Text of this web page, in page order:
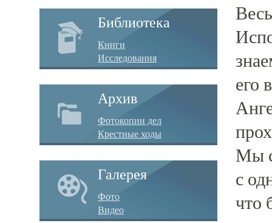
Библиотека
Книги
Исследования
Архив
Фотокопии дел
Крестные ходы
Галерея
Фото
Видео
его
Мы
с
что